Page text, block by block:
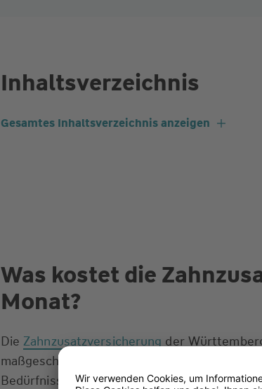
Inhaltsverzeichnis
Gesamtes Inhaltsverzeichnis anzeigen
Was kostet die
Monat?
Die Zahnzusatzversicherung der
maßgeschneiderten Schutz zu einem
Bedürfnissen entspricht. Wir zeigen Ihnen